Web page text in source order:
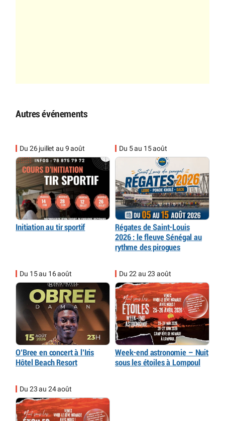
Autres événements
Du 26 juillet au 9 août
Initiation au tir sportif
Du 5 au 15 août
Régates de Saint-Louis
2026 : le fleuve Sénégal au
rythme des pirogues
Du 15 au 16 août
O’Bree en concert à l’Iris
Hôtel Beach Resort
Du 22 au 23 août
Week-end astronomie – Nuit
sous les étoiles à Lompoul
Du 23 au 24 août